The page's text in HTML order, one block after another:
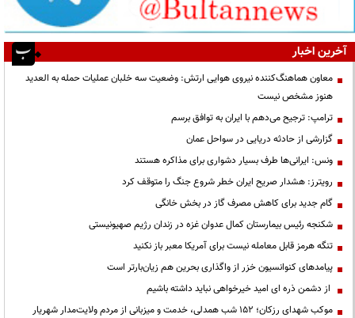
آخرین اخبار
معاون هماهنگ‌کننده نیروی هوایی ارتش: وضعیت سه خلبان عملیات حمله به العدید
هنوز مشخص نیست
ترامپ: ترجیح می‌دهم با ایران به توافق برسم
گزارشی از حادثه دریایی در سواحل عمان
ونس: ایرانی‌ها طرف بسیار دشواری برای مذاکره هستند
رویترز: هشدار صریح ایران خطر شروع جنگ را متوقف کرد
گام جدید برای کاهش مصرف گاز در بخش خانگی
شکنجه رئیس بیمارستان کمال عدوان غزه در زندان رژیم صهیونیستی
تنگه هرمز قابل معامله نیست برای آمریکا معبر باز نکنید
پیامدهای کنوانسیون خزر از واگذاری بحرین هم زیان‌بارتر است
از دشمن ذره ای امید خیرخواهی نباید داشته باشیم
موکب شهدای رزکان؛ ۱۵۲ شب همدلی، خدمت و میزبانی از مردم ولایت‌مدار شهریار